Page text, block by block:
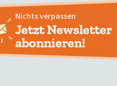
Nichts verpassen
Jetzt Newsletter
abonnieren!